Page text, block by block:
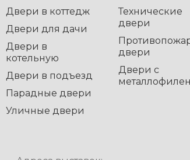
Двери в коттедж
Двери для дачи
Двери в
котельную
Двери в подъезд
Парадные двери
Уличные двери
Технические
двери
двери
Двери с